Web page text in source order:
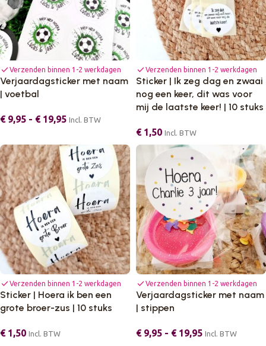
checkVerzenden binnen 1-2 werkdagen
Verjaardagsticker met naam
| voetbal
€9,95 - €19,95 Incl. BTW
checkVerzenden binnen 1-2 werkdagen
Sticker | Ik zeg dag en zwaai
nog een keer, dit was voor
mij de laatste keer! | 10 stuks
€1,50 Incl. BTW
checkVerzenden binnen 1-2 werkdagen
Sticker | Hoera ik ben een
grote broer-zus | 10 stuks
€1,50 Incl. BTW
checkVerzenden binnen 1-2 werkdagen
Verjaardagsticker met naam
| stippen
€9,95 - €19,95 Incl. BTW